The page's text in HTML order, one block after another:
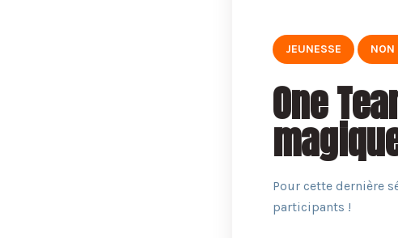
JEUNESSE NON
One
Pour cette dernière
participants !